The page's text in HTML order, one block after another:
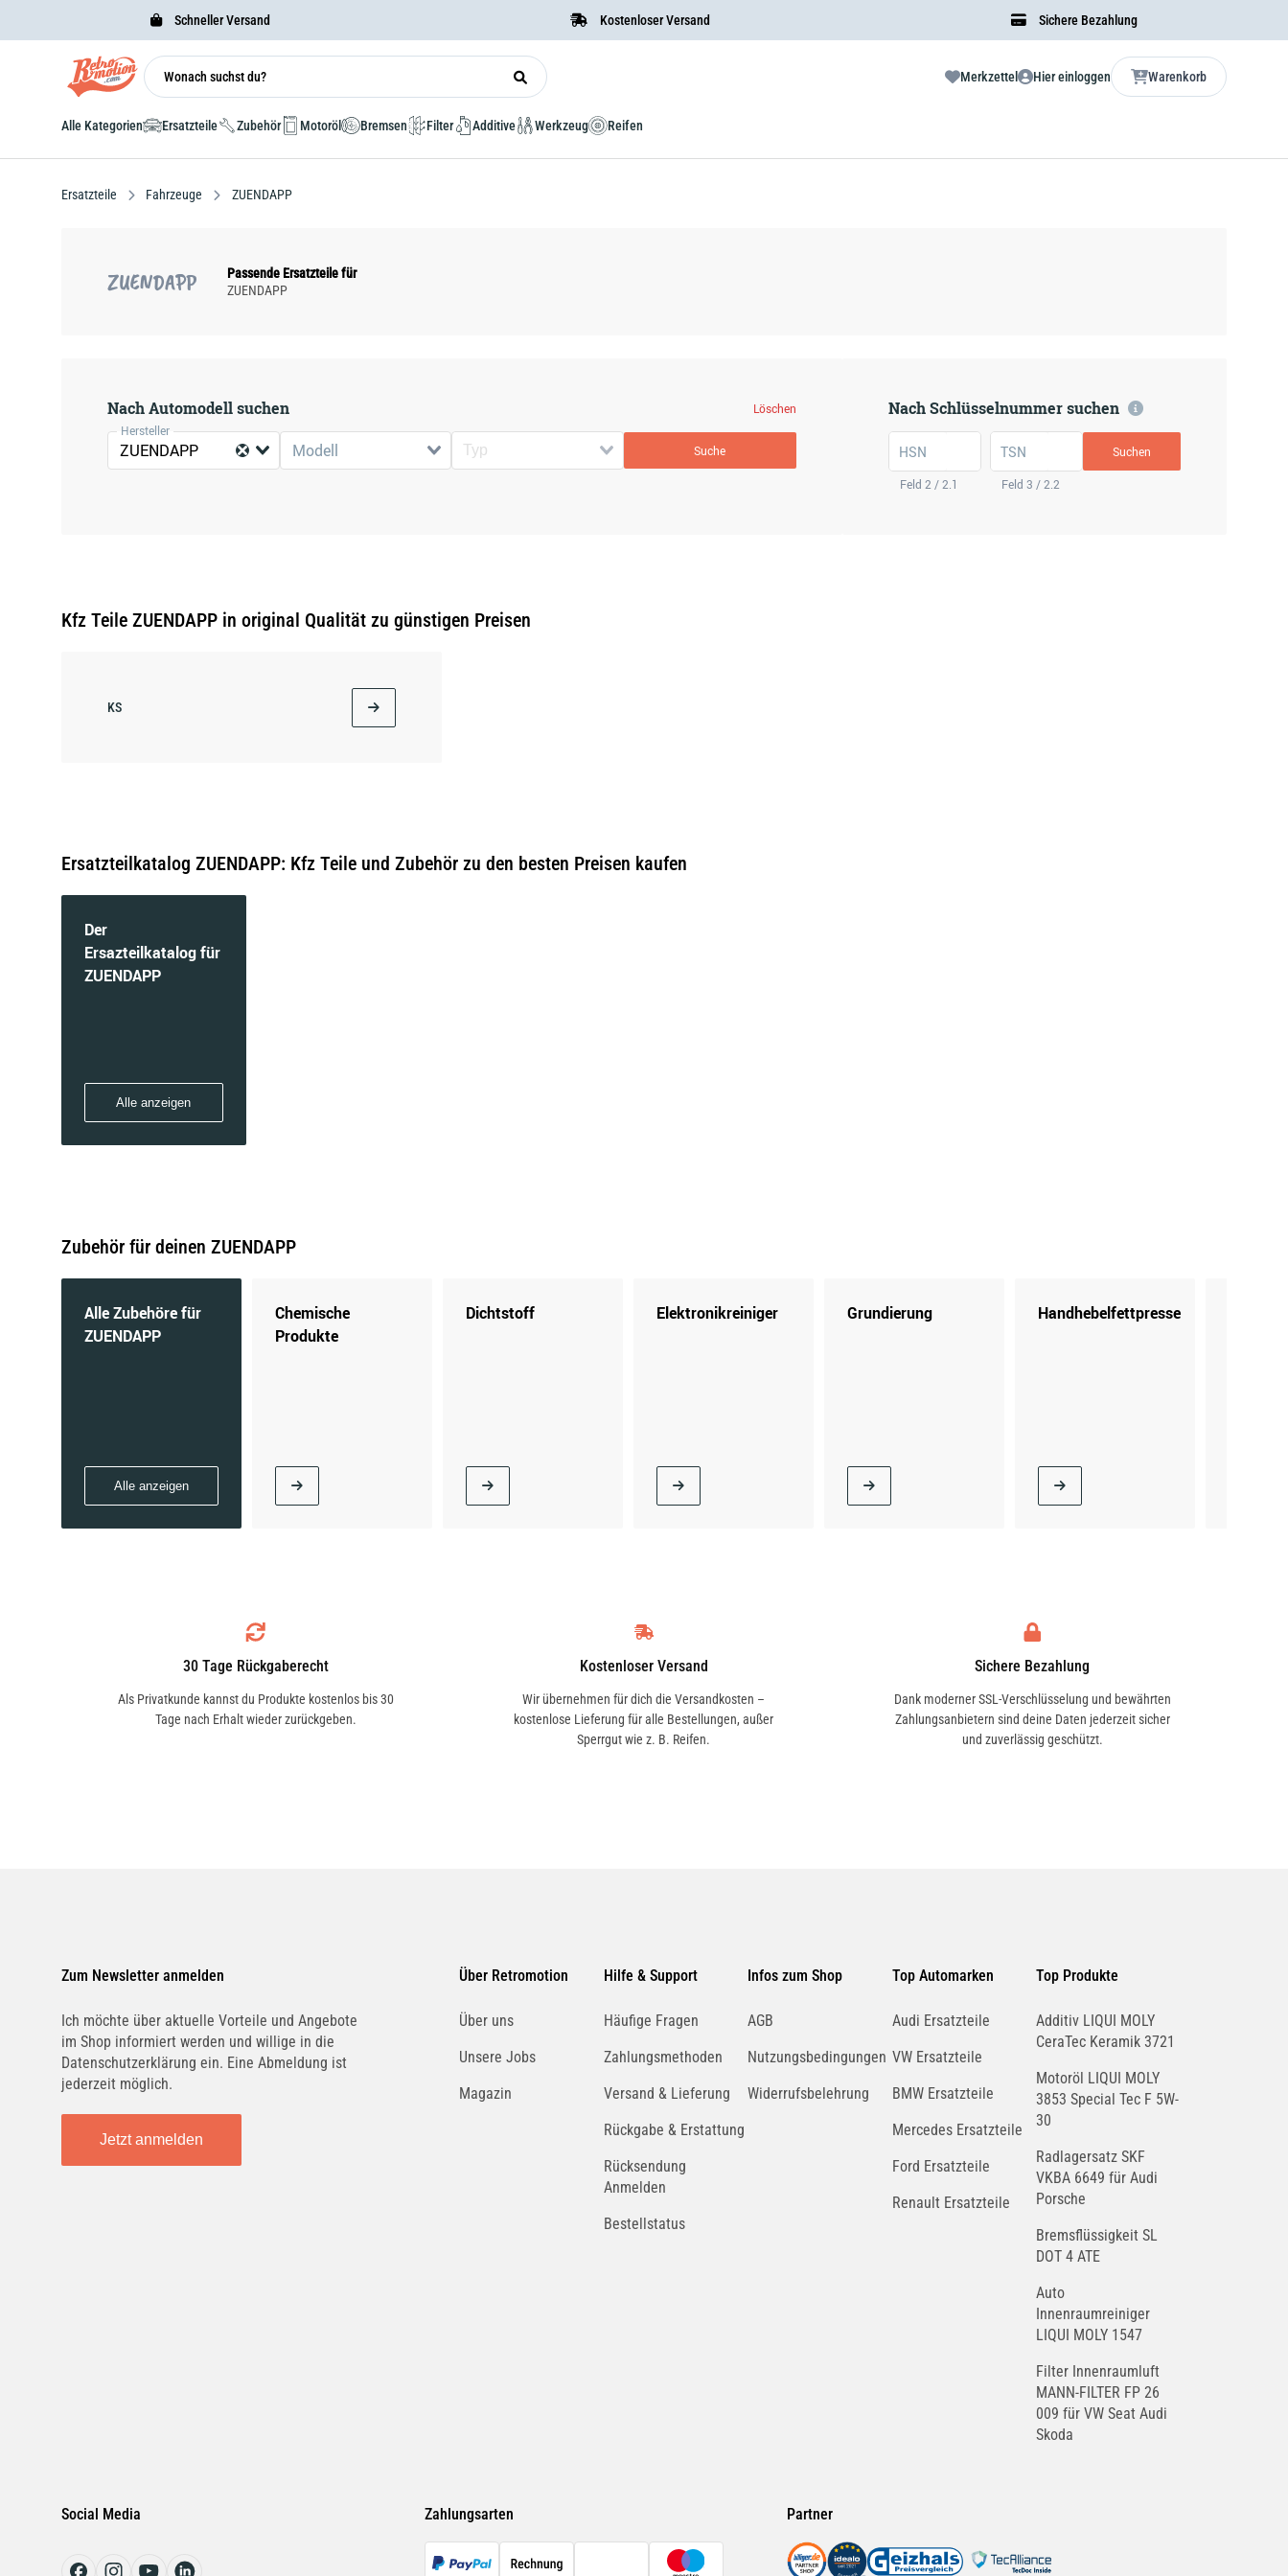
Schneller Versand Kostenloser Versand Sichere Bezahlung
Merkzettel Hier einloggen Warenkorb
Alle Kategorien Ersatzteile Zubehör Motoröl Bremsen Filter Additive Werkzeug Reifen
Ersatzteile Fahrzeuge ZUENDAPP
ZUENDAPP
Passende Ersatzteile für
ZUENDAPP
Nach Automodell suchen
Löschen
Hersteller
ZUENDAPP Modell Suche
Nach Schlüsselnummer suchen
HSN
Feld 2 / 2.1
TSN
Feld 3 / 2.2
Suchen
Kfz Teile ZUENDAPP in original Qualität zu günstigen Preisen
KS
Ersatzteilkatalog ZUENDAPP: Kfz Teile und Zubehör zu den besten Preisen kaufen
Der
Ersazteilkatalog für
ZUENDAPP
Alle anzeigen
Zubehör für deinen ZUENDAPP
Alle Zubehöre für
ZUENDAPP
Alle anzeigen
Chemische
Produkte
Dichtstoff Elektronikreiniger Grundierung Handhebelfettpresse
30 Tage Rückgaberecht
Als Privatkunde kannst du Produkte kostenlos bis 30
Tage nach Erhalt wieder zurückgeben.
Kostenloser Versand
Wir übernehmen für dich die Versandkosten –
kostenlose Lieferung für alle Bestellungen, außer
Sperrgut wie z. B. Reifen.
Sichere Bezahlung
Dank moderner SSL-Verschlüsselung und bewährten
Zahlungsanbietern sind deine Daten jederzeit sicher
und zuverlässig geschützt.
Zum Newsletter anmelden
Ich möchte über aktuelle Vorteile und Angebote
im Shop informiert werden und willige in die
Datenschutzerklärung ein. Eine Abmeldung ist
jederzeit möglich.
Jetzt anmelden
Über Retromotion
Über uns
Unsere Jobs
Magazin
Hilfe & Support
Häufige Fragen
Zahlungsmethoden
Versand & Lieferung
Rückgabe & Erstattung
Rücksendung
Anmelden
Bestellstatus
Infos zum Shop
AGB
Nutzungsbedingungen
Widerrufsbelehrung
Top Automarken
Audi Ersatzteile
VW Ersatzteile
BMW Ersatzteile
Mercedes Ersatzteile
Ford Ersatzteile
Renault Ersatzteile
Top Produkte
Additiv LIQUI MOLY
CeraTec Keramik 3721
Motoröl LIQUI MOLY
3853 Special Tec F 5W-
30
Radlagersatz SKF
VKBA 6649 für Audi
Porsche
Bremsflüssigkeit SL
DOT 4 ATE
Auto
Innenraumreiniger
LIQUI MOLY 1547
Filter Innenraumluft
MANN-FILTER FP 26
009 für VW Seat Audi
Skoda
Social Media Zahlungsarten Partner